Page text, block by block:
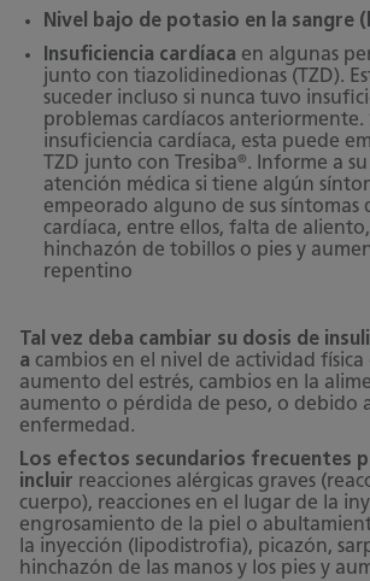
Nivel bajo de potasio en la sangre
Insuficiencia cardíaca en algunas
junto con tiazolidinedionas (TZD).
suceder incluso si nunca tuvo
problemas cardíacos anteriormente.
insuficiencia cardíaca, esta puede
TZD junto con Tresiba® . Informe a
atención médica si tiene algún
empeorado alguno de sus síntomas
cardíaca, entre ellos, falta de
hinchazón de tobillos o pies y
repentino
Tal vez deba cambiar su dosis de
a cambios en el nivel de actividad física
aumento del estrés, cambios en la
aumento o pérdida de peso, o debido
enfermedad.
Los efectos secundarios frecuentes
incluir reacciones alérgicas graves
cuerpo), reacciones en el lugar de la
engrosamiento de la piel o
la inyección (lipodistrofia), picazón,
hinchazón de las manos y los pies y